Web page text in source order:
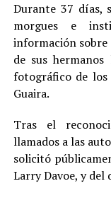
Durante 37 días,
morgues e
información sobre
de sus
fotográfico de los
Guaira.
Tras el
llamados a las
solicitó
Larry Davoe, y del